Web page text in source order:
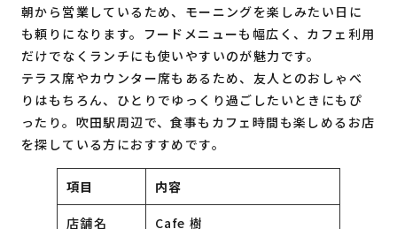
朝から営業しているため、モーニングを楽しみたい日に
も頼りになります。フードメニューも幅広く、カフェ利用
だけでなくランチにも使いやすいのが魅力です。
テラス席やカウンター席もあるため、友人とのおしゃべ
りはもちろん、ひとりでゆっくり過ごしたいときにもぴ
ったり。吹田駅周辺で、食事もカフェ時間も楽しめるお店
を探している方におすすめです。
項目 内容
店舗名 Cafe 樹